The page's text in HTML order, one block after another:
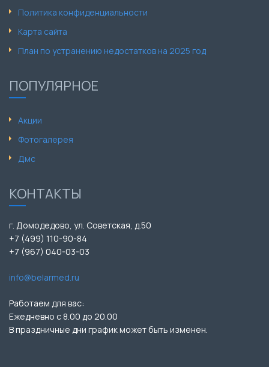
Политика конфиденциальности
Карта сайта
План по устранению недостатков на 2025 год
ПОПУЛЯРНОЕ
Акции
Фотогалерея
Дмс
КОНТАКТЫ
г. Домодедово, ул. Советская, д.50
+7 (499) 110-90-84
+7 (967) 040-03-03
info@belarmed.ru
Работаем для вас:
Ежедневно с 8.00 до 20.00
В праздничные дни график может быть изменен.